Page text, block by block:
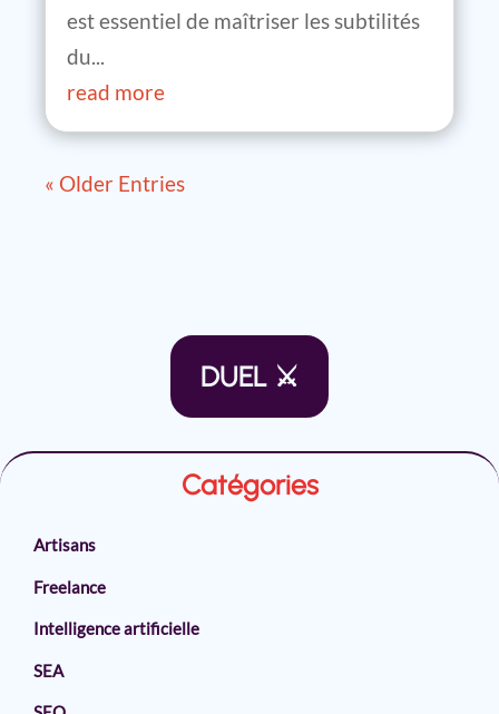
est essentiel de maîtriser les subtilités
du...
read more
« Older Entries
DUEL ⚔
Catégories
Artisans
Freelance
Intelligence artificielle
SEA